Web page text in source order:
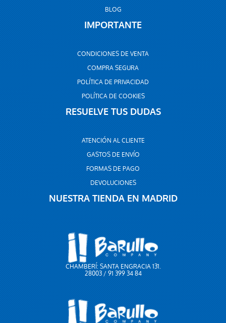
BLOG
IMPORTANTE
CONDICIONES DE VENTA
COMPRA SEGURA
POLÍTICA DE PRIVACIDAD
POLÍTICA DE COOKIES
RESUELVE TUS DUDAS
ATENCIÓN AL CLIENTE
GASTOS DE ENVÍO
FORMAS DE PAGO
DEVOLUCIONES
NUESTRA TIENDA EN MADRID
CHAMBERÍ: SANTA ENGRACIA 131.
28003 / 91 399 34 84